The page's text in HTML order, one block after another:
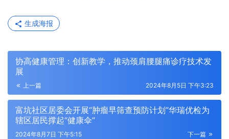
生成海报
协高健康管理：创新教学，推动颈肩腰腿痛诊疗技术发
展
上一篇 2024年8月5日 下午3:23
富坑社区居委会开展“肿瘤早筛查预防计划”华瑞优检为
辖区居民撑起“健康伞”
下一篇
2024年8月7日 下午5:15